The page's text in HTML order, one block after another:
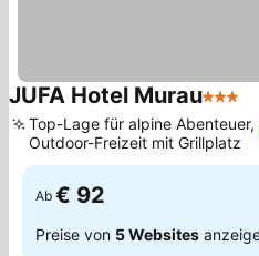
JUFA Hotel Murau3
Top-Lage für alpine Abenteuer,
Outdoor-Freizeit mit Grillplatz
Ab € 92
Preise von 5 Websites